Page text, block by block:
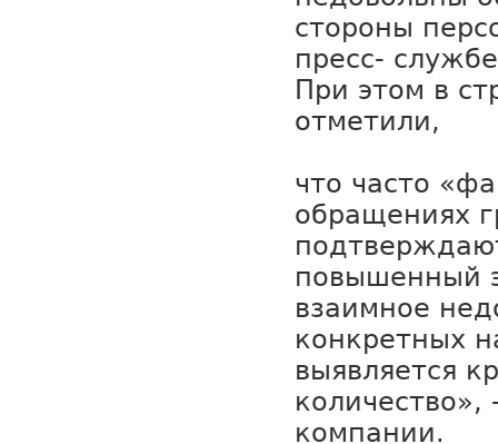
стороны
пресс-
При этом в
отметили,
что часто
обращениях
повышенный
взаимное
конкретных
выявляется
количество»,
компании.